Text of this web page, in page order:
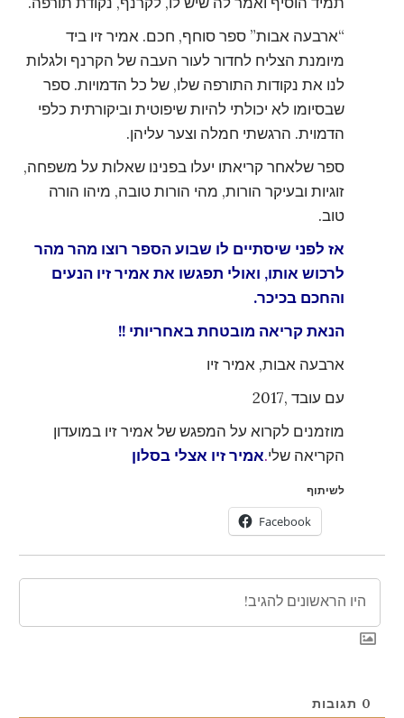
“ארבעה אבות” ספר סוחף, חכם. אמיר זיו ביד
מיומנת הצליח לחדור לעור העבה של הקרנף ולגלות
לנו את נקודות התורפה שלו, של כל הדמויות. ספר
שבסיומו לא יכולתי להיות שיפוטית וביקורתית כלפי
הדמוית. הרגשתי חמלה וצער עליהן.
ספר שלאחר קריאתו יעלו בפנינו שאלות על משפחה,
זוגיות ובעיקר הורות, מהי הורות טובה, מיהו הורה
טוב.
אז לפני שיסתיים לו שבוע הספר רוצו מהר מהר
לרכוש אותו, ואולי תפגשו את אמיר זיו הנעים
והחכם בכיכר.
הנאת קריאה מובטחת באחריותי !!
ארבעה אבות, אמיר זיו
עם עובד ,2017
מוזמנים לקרוא על המפגש של אמיר זיו במועדון
הקריאה שלי.אמיר זיו אצלי בסלון
לשיתוף
Facebook
0 תגובות